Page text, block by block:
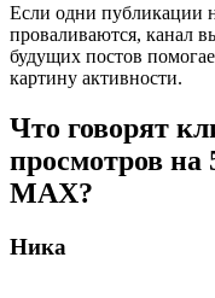
Если одни публикации
проваливаются, канал
будущих постов
картину активности.
Что говорят
просмотров на
MAX?
Ника